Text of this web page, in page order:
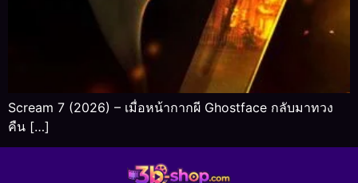
Scream 7 (2026) – เมื่อหน้ากากผี Ghostface กลับมาทวง
คืน […]